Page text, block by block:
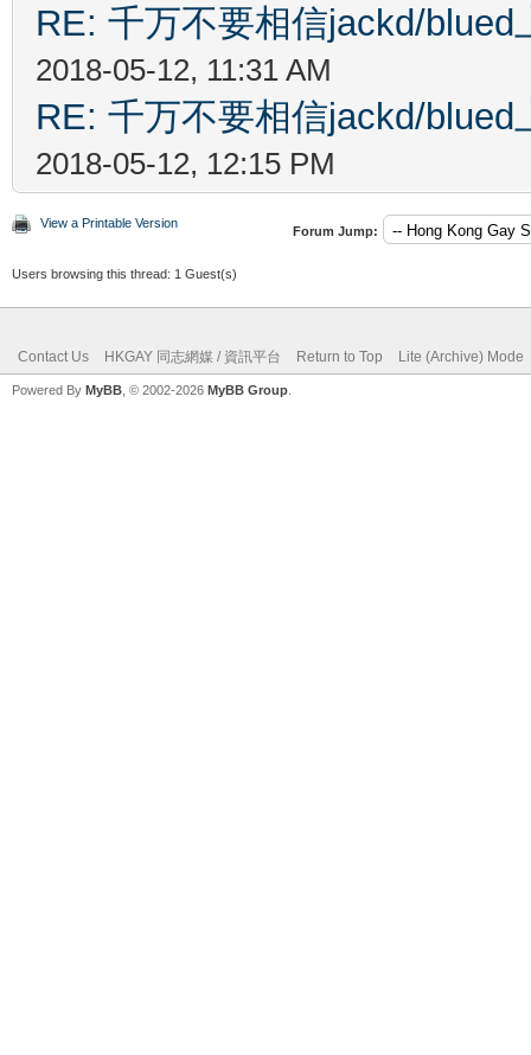
RE: 千万不要相信jackd/
2018-05-12, 11:31 AM
RE: 千万不要相信jackd/
2018-05-12, 12:15 PM
View a Printable Version
Forum Jump:
Users browsing this thread: 1 Guest(s)
Contact Us HKGAY 同志網媒 / 資訊平台 Return to Top Lite (Archive) Mode
Powered By MyBB , © 2002-2026 MyBB Group